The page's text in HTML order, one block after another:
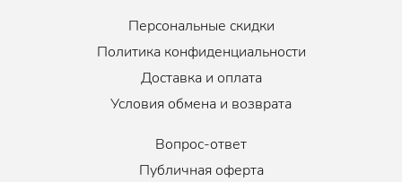
Персональные скидки
Политика конфиденциальности
Доставка и оплата
Условия обмена и возврата
Вопрос-ответ
Публичная оферта